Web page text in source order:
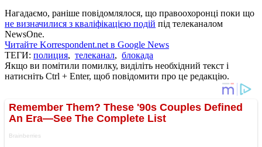
Нагадаємо, раніше повідомлялося, що правоохоронці поки що
не визначилися з кваліфікацією подій під телеканалом
NewsOne.
Читайте Korrespondent.net в Google News
ТЕГИ: полиция, телеканал, блокада
Якщо ви помітили помилку, виділіть необхідний текст і
натисніть Ctrl + Enter, щоб повідомити про це редакцію.